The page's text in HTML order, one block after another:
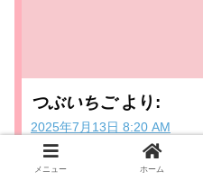
つぶいちご より:
2025年7月13日 8:20 AM
ドールさんのおかげで
メニュー ホーム